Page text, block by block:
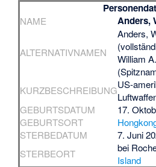
NAME Anders,
ALTERNATIVNAMEN
Anders,
William
KURZBESCHREIBUNGUS-
GEBURTSDATUM
17.
GEBURTSORT
STERBEDATUM
7. Juni
STERBEORT
bei
Island